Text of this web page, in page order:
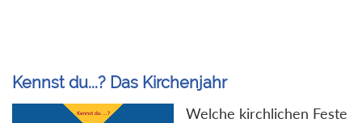
Kennst du...? Das Kirchenjahr
Welche kirchlichen Feste